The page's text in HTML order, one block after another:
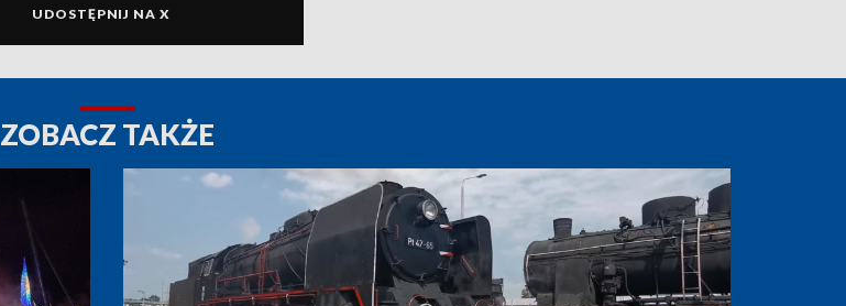
UDOSTĘPNIJ NA X
ZOBACZ TAKŻE